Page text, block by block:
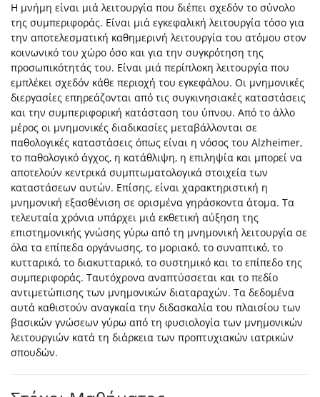
Η μνήμη είναι μιά λειτουργία που διέπει σχεδόν το σύνολο
της συμπεριφοράς. Είναι μιά εγκεφαλική λειτουργία τόσο για
την αποτελεσματική καθημερινή λειτουργία του ατόμου στον
κοινωνικό του χώρο όσο και για την συγκρότηση της
προσωπικότητάς του. Είναι μιά περίπλοκη λειτουργία που
εμπλέκει σχεδόν κάθε περιοχή του εγκεφάλου. Οι μνημονικές
διεργασίες επηρεάζονται από τις συγκινησιακές καταστάσεις
και την συμπεριφορική κατάσταση του ύπνου. Από το άλλο
μέρος οι μνημονικές διαδικασίες μεταβάλλονται σε
παθολογικές καταστάσεις όπως είναι η νόσος του Alzheimer,
το παθολογικό άγχος, η κατάθλιψη, η επιληψία και μπορεί να
αποτελούν κεντρικά συμπτωματολογικά στοιχεία των
καταστάσεων αυτών. Επίσης, είναι χαρακτηριστική η
μνημονική εξασθένιση σε ορισμένα γηράσκοντα άτομα. Τα
τελευταία χρόνια υπάρχει μιά εκθετική αύξηση της
επιστημονικής γνώσης γύρω από τη μνημονική λειτουργία σε
όλα τα επίπεδα οργάνωσης, το μοριακό, το συναπτικό, το
κυτταρικό, το διακυτταρικό, το συστημικό και το επίπεδο της
συμπεριφοράς. Ταυτόχρονα αναπτύσσεται και το πεδίο
αντιμετώπισης των μνημονικών διαταραχών. Τα δεδομένα
αυτά καθιστούν αναγκαία την διδασκαλία του πλαισίου των
βασικών γνώσεων γύρω από τη φυσιολογία των μνημονικών
λειτουργιών κατά τη διάρκεια των προπτυχιακών ιατρικών
σπουδών.